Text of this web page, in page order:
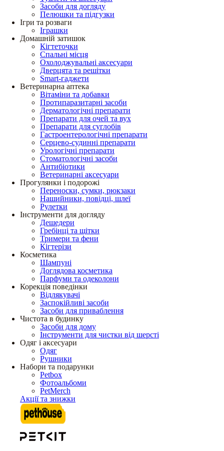
Засоби для догляду
Пелюшки та підгузки
Ігри та розваги
Іграшки
Домашній затишок
Кігтеточки
Спальні місця
Охолоджувальні аксесуари
Дверцята та решітки
Smart-гаджети
Ветеринарна аптека
Вітаміни та добавки
Протипаразитарні засоби
Дерматологічні препарати
Препарати для очей та вух
Препарати для суглобів
Гастроентерологічні препарати
Серцево-судинні препарати
Урологічні препарати
Стоматологічні засоби
Антибіотики
Ветеринарні аксесуари
Прогулянки і подорожі
Переноски, сумки, рюкзаки
Нашийники, повідці, шлеї
Рулетки
Інструменти для догляду
Дешедери
Гребінці та щітки
Тримери та фени
Кігтерізи
Косметика
Шампуні
Доглядова косметика
Парфуми та одеколони
Корекція поведінки
Відлякувачі
Заспокійливі засоби
Засоби для приваблення
Чистота в будинку
Засоби для дому
Інструменти для чистки від шерсті
Одяг і аксесуари
Одяг
Рушники
Набори та подарунки
Petbox
Фотоальбоми
PetMerch
Акції та знижки